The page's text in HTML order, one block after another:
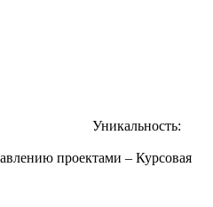
Уникальность:
проектами – Курсовая